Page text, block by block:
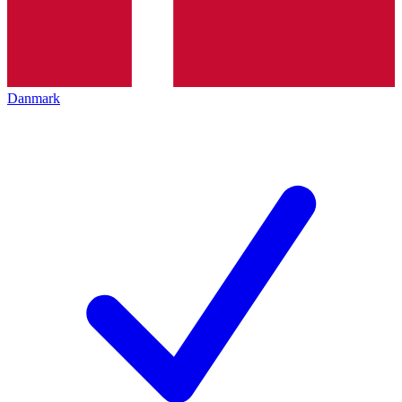
Danmark